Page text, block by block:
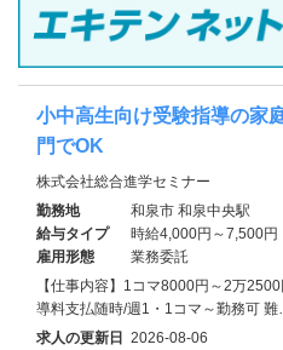
小中高生向け受験指導の家
門でOK
株式会社総合進学セミナー
勤務地
和泉市 和泉中央駅
給与タイプ
時給4,000円～7,500円
雇用形態
業務委託
【仕事内容】1コマ8000円～2万
導料支払随時/週1・1コマ～勤務可 難…
求人の更新日 2026-08-06